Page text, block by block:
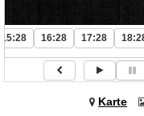
15:28 16:28 17:28
Karte